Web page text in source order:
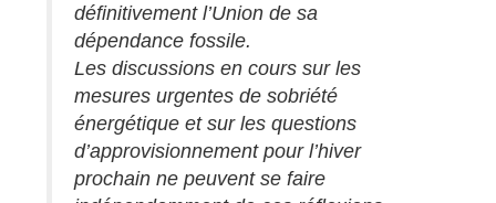
définitivement l’Union de sa
dépendance fossile.
Les discussions en cours sur les
mesures urgentes de sobriété
énergétique et sur les questions
d’approvisionnement pour l’hiver
prochain ne peuvent se faire